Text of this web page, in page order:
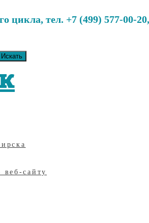
цикла, тел. +7 (499) 577-00-
Искать
сайту